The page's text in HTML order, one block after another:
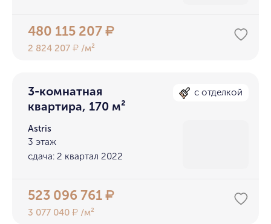
480 115 207₽
2 824 207₽ /м²
3-комнатная
квартира, 170 м²
с отделкой
Astris
3 этаж
сдача: 2 квартал 2022
523 096 761₽
3 077 040₽ /м²